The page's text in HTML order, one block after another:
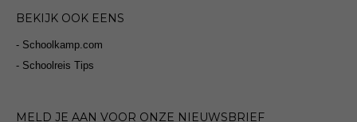
BEKIJK OOK EENS
- Schoolkamp.com
- Schoolreis Tips
MELD JE AAN VOOR ONZE NIEUWSBRIEF